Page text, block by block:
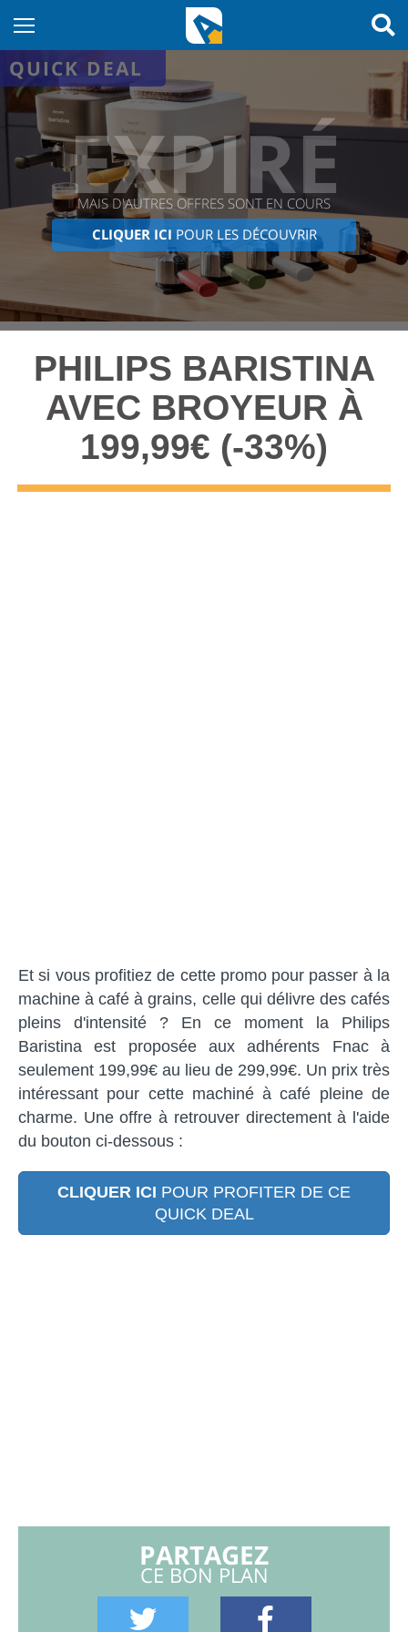
QUICK DEAL
EXPIRÉ
MAIS D'AUTRES OFFRES SONT EN COURS
CLIQUER ICI POUR LES DÉCOUVRIR
PHILIPS BARISTINA
AVEC BROYEUR À
199,99€ (-33%)
Et si vous profitiez de cette promo pour passer à la
machine à café à grains, celle qui délivre des cafés
pleins d'intensité ? En ce moment la Philips
Baristina est proposée aux adhérents Fnac à
seulement 199,99€ au lieu de 299,99€. Un prix très
intéressant pour cette machiné à café pleine de
charme. Une offre à retrouver directement à l'aide
du bouton ci-dessous :
CLIQUER ICI POUR PROFITER DE CE
QUICK DEAL
PARTAGEZ
CE BON PLAN